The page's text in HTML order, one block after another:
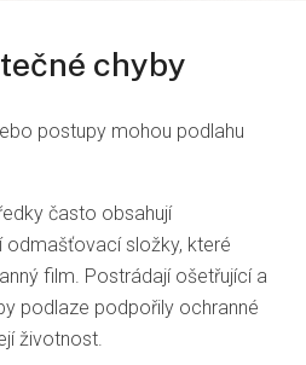
chyby
postupy mohou podlahu
často obsahují
odmašťovací složky, které
film. Postrádají ošetřující a
podlaze podpořily ochranné
životnost.